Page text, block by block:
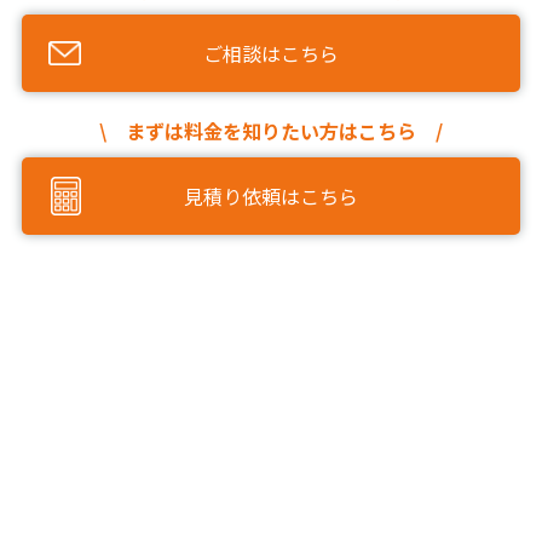
ご相談はこちら
\ まずは料金を知りたい方はこちら /
見積り依頼はこちら